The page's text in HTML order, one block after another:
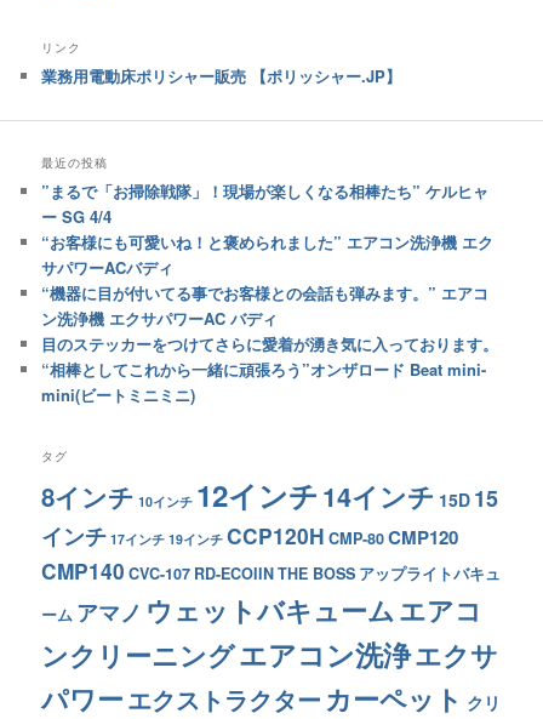
リンク
業務用電動床ポリシャー販売 【ポリッシャー.JP】
最近の投稿
”まるで「お掃除戦隊」！現場が楽しくなる相棒たち” ケルヒャ
ー SG 4/4
“お客様にも可愛いね！と褒められました” エアコン洗浄機 エク
サパワーACバディ
“機器に目が付いてる事でお客様との会話も弾みます。” エアコ
ン洗浄機 エクサパワーAC バディ
目のステッカーをつけてさらに愛着が湧き気に入っております。
“相棒としてこれから一緒に頑張ろう”オンザロード Beat mini-
mini(ビートミニミニ)
タグ
8インチ 10インチ 12インチ14インチ 15D 15
インチ 17インチ 19インチ CCP120H CMP-80CMP120
CMP140 CVC-107 RD-ECOIINTHE BOSS アップライトバキュ
ーム アマノ ウェットバキュームエアコ
ンクリーニングエアコン洗浄エクサ
パワーエクストラクター カーペット クリ